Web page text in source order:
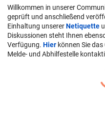
Willkommen in unserer
geprüft und anschließend
Einhaltung unsererNetiquette
Diskussionen steht Ihnen
Verfügung. Hier können Sie
Melde- und Abhilfestelle